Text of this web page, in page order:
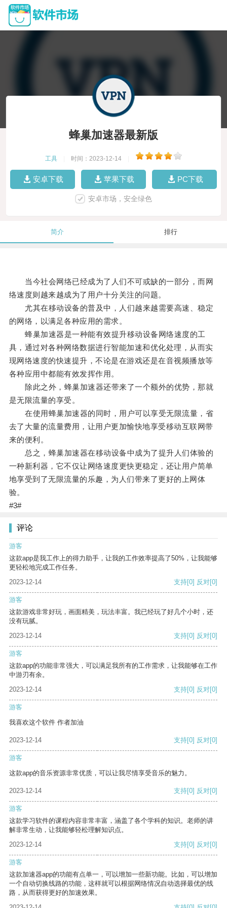
蜂巢加速器最新版
工具 时间：2023-12-14
安卓下载 苹果下载 PC下载
安卓市场，安全绿色
简介 排行
当今社会网络已经成为了人们不可或缺的一部分，而网
络速度则越来越成为了用户十分关注的问题。
尤其在移动设备的普及中，人们越来越需要高速、稳定
的网络，以满足各种应用的需求。
蜂巢加速器是一种能有效提升移动设备网络速度的工
具，通过对各种网络数据进行智能加速和优化处理，从而实
现网络速度的快速提升，不论是在游戏还是在音视频播放等
各种应用中都能有效发挥作用。
除此之外，蜂巢加速器还带来了一个额外的优势，那就
是无限流量的享受。
在使用蜂巢加速器的同时，用户可以享受无限流量，省
去了大量的流量费用，让用户更加愉快地享受移动互联网带
来的便利。
总之，蜂巢加速器在移动设备中成为了提升人们体验的
一种新利器，它不仅让网络速度更快更稳定，还让用户简单
地享受到了无限流量的乐趣，为人们带来了更好的上网体
验。
#3#
评论
游客
这款app是我工作上的得力助手，让我的工作效率提高了50%，让我能够
更轻松地完成工作任务。
2023-12-14
支持[0] 反对[0]
游客
这款游戏非常好玩，画面精美，玩法丰富。我已经玩了好几个小时，还
没有玩腻。
2023-12-14
支持[0] 反对[0]
游客
这款app的功能非常强大，可以满足我所有的工作需求，让我能够在工作
中游刃有余。
2023-12-14
支持[0] 反对[0]
游客
我喜欢这个软件 作者加油
2023-12-14 支持[0] 反对[0]
游客
这款app的音乐资源非常优质，可以让我尽情享受音乐的魅力。
2023-12-14 支持[0] 反对[0]
游客
这款学习软件的课程内容非常丰富，涵盖了各个学科的知识。老师的讲
解非常生动，让我能够轻松理解知识点。
2023-12-14
支持[0] 反对[0]
游客
这款加速器app的功能有点单一，可以增加一些新功能。比如，可以增加
一个自动切换线路的功能，这样就可以根据网络情况自动选择最优的线
路，从而获得更好的加速效果。